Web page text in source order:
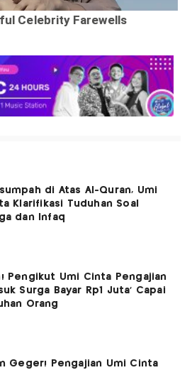
di Atas Al-Quran, Umi
Klarifikasi Tuduhan Soal
dan Infaq
Pengikut Umi Cinta Pengajian
Surga Bayar Rp1 Juta’ Capai
Orang
Geger! Pengajian Umi Cinta